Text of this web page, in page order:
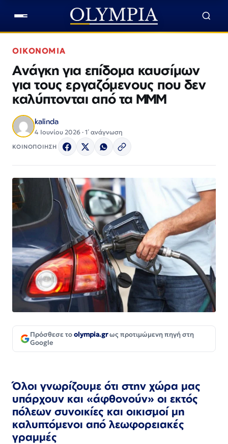
ΟΙΚΟΝΟΜΙΑ
Ανάγκη για επίδομα καυσίμων
για τους εργαζόμενους που δεν
καλύπτονται από τα ΜΜΜ
kalinda
4 Ιουνίου 2026 · 1΄ ανάγνωση
ΚΟΙΝΟΠΟΙΗΣΗ
Πρόσθεσε τοolympia.grως προτιμώμενη πηγή στη
Google
Όλοι γνωρίζουμε ότι στην χώρα μας
υπάρχουν και «άφθονούν» οι εκτός
πόλεων συνοικίες και οικισμοί μη
καλυπτόμενοι από λεωφορειακές
γραμμές